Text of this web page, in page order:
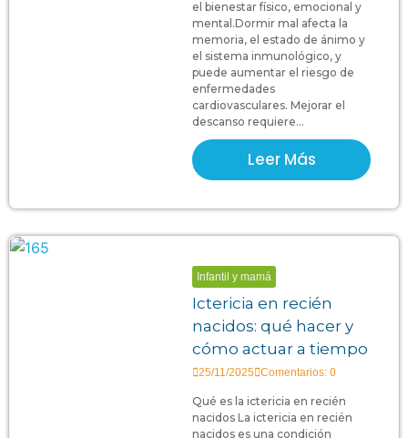
el bienestar físico, emocional y
mental.Dormir mal afecta la
memoria, el estado de ánimo y
el sistema inmunológico, y
puede aumentar el riesgo de
enfermedades
cardiovasculares. Mejorar el
descanso requiere...
Leer Más
Infantil y mamá
Ictericia en recién
nacidos: qué hacer y
cómo actuar a tiempo
25/11/2025 Comentarios: 0
Qué es la ictericia en recién
nacidos La ictericia en recién
nacidos es una condición